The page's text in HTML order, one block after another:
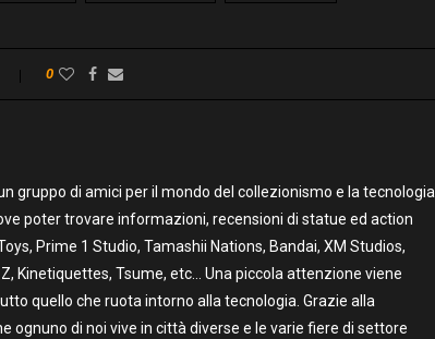
0
gruppo di amici per il mondo del collezionismo e la tecnologia.
poter trovare informazioni, recensioni di statue ed action
Prime 1 Studio, Tamashii Nations, Bandai, XM Studios,
Kinetiquettes, Tsume, etc… Una piccola attenzione viene
quello che ruota intorno alla tecnologia. Grazie alla
ognuno di noi vive in città diverse e le varie fiere di settore